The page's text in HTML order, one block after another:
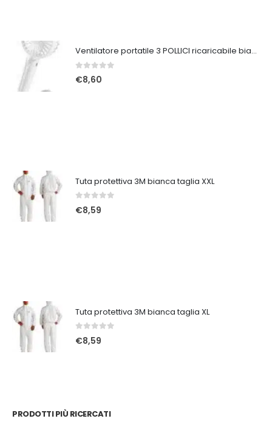
Ventilatore portatile 3 POLLICI ricaricabile bianco
Su 5
€8,60
Tuta protettiva 3M bianca taglia XXL
Su 5
€8,59
Tuta protettiva 3M bianca taglia XL
Su 5
€8,59
PRODOTTI PIÙ RICERCATI